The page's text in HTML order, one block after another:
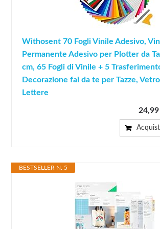
Withosent 70 Fogli Vinile Adesivo,
Permanente Adesivo per Plotter da
cm, 65 Fogli di Vinile + 5
Decorazione fai da te per Tazze,
Lettere
24,99
BESTSELLER N. 5